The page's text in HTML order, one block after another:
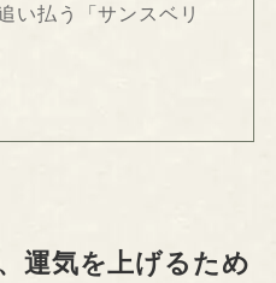
い払う「サンスベリ
運気を上げるため